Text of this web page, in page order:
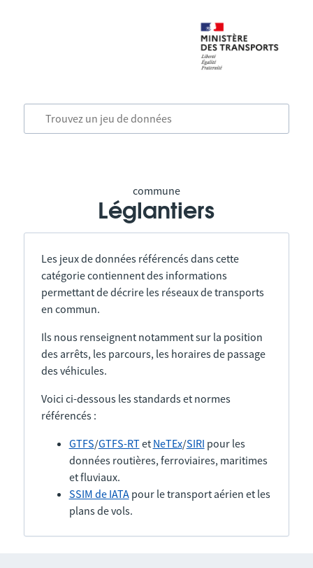
commune
Léglantiers
Les jeux de données référencés dans cette
catégorie contiennent des informations
permettant de décrire les réseaux de transports
en commun.
Ils nous renseignent notamment sur la position
des arrêts, les parcours, les horaires de passage
des véhicules.
Voici ci-dessous les standards et normes
référencés :
GTFS/GTFS-RTet NeTEx/SIRI pour les
données routières, ferroviaires, maritimes
et fluviaux.
SSIM de IATApour le transport aérien et les
plans de vols.